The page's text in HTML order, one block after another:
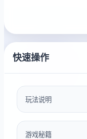
快速操作
玩法说明
游戏秘籍